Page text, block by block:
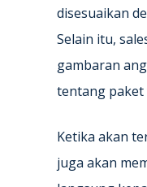
disesuaikan
Selain itu,
gambaran
tentang paket
Ketika akan
juga akan